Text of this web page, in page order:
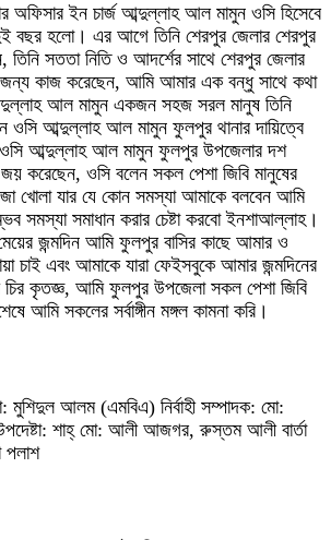
অফিসার ইন চার্জ আব্দুল্লাহ আল মামুন ওসি হিসেবে
বছর হলো। এর আগে তিনি শেরপুর জেলার শেরপুর
তিনি সততা নিতি ও আদর্শের সাথে শেরপুর জেলার
জন্য কাজ করেছেন, আমি আমার এক বন্ধু সাথে কথা
আল মামুন একজন সহজ সরল মানুষ তিনি
ওসি আব্দুল্লাহ আল মামুন ফুলপুর থানার দায়িত্বে
ওসি আব্দুল্লাহ আল মামুন ফুলপুর উপজেলার দশ
করেছেন, ওসি বলেন সকল পেশা জিবি মানুষের
খোলা যার যে কোন সমস্যা আমাকে বলবেন আমি
সমস্যা সমাধান করার চেষ্টা করবো ইনশাআল্লাহ।
জন্মদিন আমি ফুলপুর বাসির কাছে আমার ও
চাই এবং আমাকে যারা ফেইসবুকে আমার জন্মদিনের
চির কৃতজ্ঞ, আমি ফুলপুর উপজেলা সকল পেশা জিবি
আমি সকলের সর্বাঙ্গীন মঙ্গল কামনা করি।
আলম (এমবিএ) নির্বাহী সম্পাদক: মো:
শাহ্ মো: আলী আজগর, রুস্তম আলী বার্তা
পলাশ